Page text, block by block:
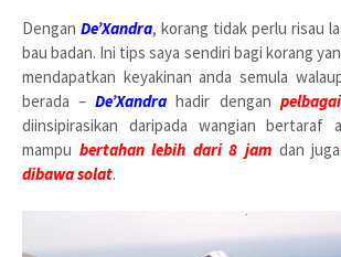
Dengan De’Xandra, korang tidak perlu risau
bau badan. Ini tips saya sendiri bagi korang
mendapatkan keyakinan anda semula
berada – De’Xandra hadir dengan
diinsipirasikan daripada wangian bertaraf
mampu bertahan lebih dari 8 jam dan juga
dibawa solat.